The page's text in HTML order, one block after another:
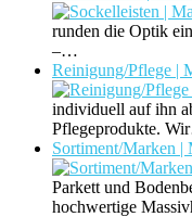
runden die Optik
–…
Reinigung/Pflege |
individuell auf ihn
Pflegeprodukte.
Sortiment/Marken |
Parkett und
hochwertige